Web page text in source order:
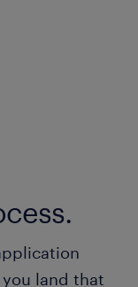
・休憩60
land that